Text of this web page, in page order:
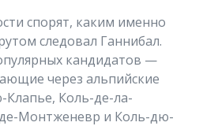
спорят, каким именно
следовал Ганнибал.
кандидатов —
через альпийские
Коль-де-ла-
Монтженевр и Коль-дю-